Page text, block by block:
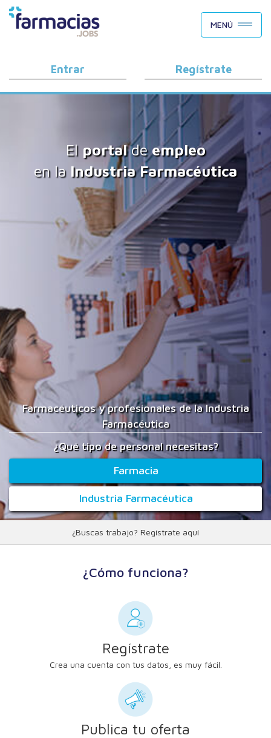
BUSCAR CANDIDATOS
OFERTAS DE EMPLEO
COMO FUNCIONA
PORQUÉ FARMACIAS.JOBS
MENÚ
Entrar Regístrate
El portaldeempleo
en la Industria Farmacéutica
Farmacéuticos y profesionales de la Industria
Farmacéutica
¿Qué tipo de personal necesitas?
Farmacia
Industria Farmacéutica
¿Buscas trabajo? Regístrate aquí
¿Cómo funciona?
Regístrate
Crea una cuenta con tus datos, es muy fácil.
Publica tu oferta